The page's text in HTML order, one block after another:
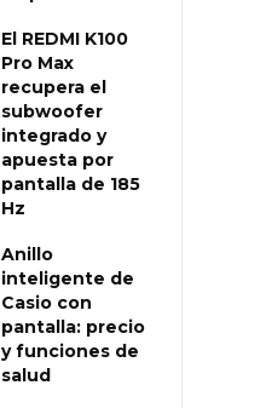
El REDMI K100
Pro Max
recupera el
subwoofer
integrado y
apuesta por
pantalla de 185
Hz
Anillo
inteligente de
Casio con
pantalla: precio
y funciones de
salud